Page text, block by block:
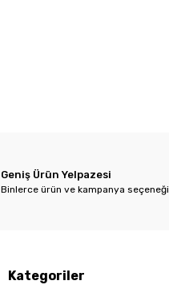
Geniş Ürün Yelpazesi
Binlerce ürün ve kampanya seçeneği
Kategoriler